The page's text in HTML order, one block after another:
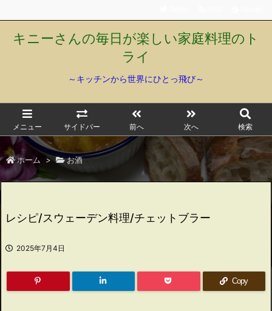
キニーさんの毎日が楽しい家庭料理のト
ライ
～キッチンから世界にひとっ飛び～
メニュー サイドバー 前へ 次へ 検索
ホーム > お酒
レシピ/スウェーデン料理/チェットブラー
2025年7月4日
Copy